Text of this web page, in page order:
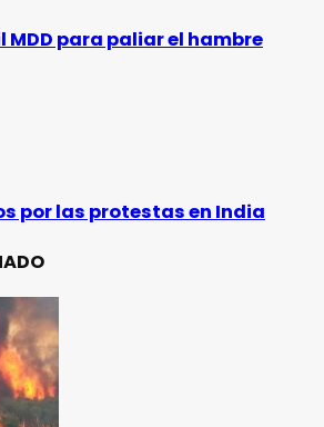
para paliar el hambre
por las protestas en India